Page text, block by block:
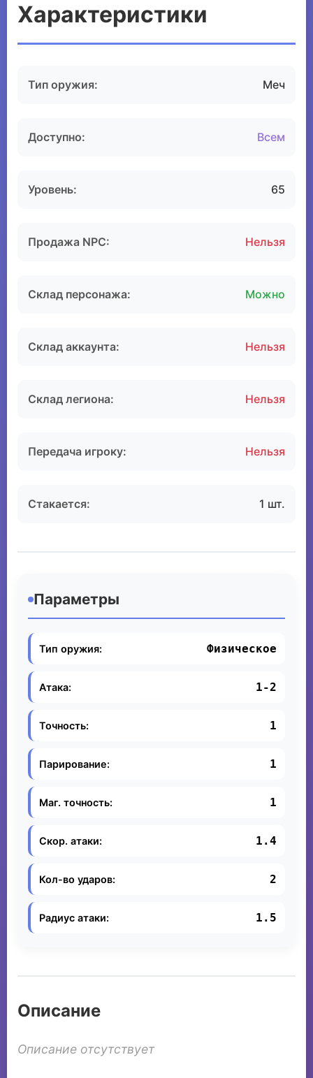
Характеристики
Тип оружия: Меч
Доступно: Всем
Уровень: 65
Продажа NPC: Нельзя
Склад персонажа: Можно
Склад аккаунта: Нельзя
Склад легиона: Нельзя
Передача игроку: Нельзя
Стакается: 1 шт.
Параметры
Тип оружия: Физическое
Атака: 1-2
Точность: 1
Парирование: 1
Маг. точность: 1
Скор. атаки: 1.4
Кол-во ударов: 2
Радиус атаки: 1.5
Описание
Описание отсутствует